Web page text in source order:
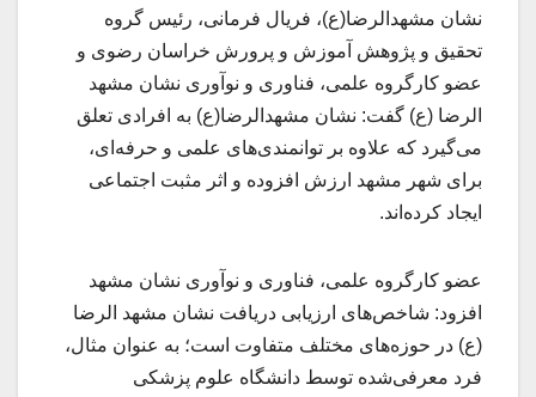
نشان مشهدالرضا(ع)، فریال فرمانی، رئیس گروه
تحقیق و پژوهش آموزش و پرورش خراسان رضوی و
عضو کارگروه علمی، فناوری و نوآوری نشان مشهد
الرضا (ع) گفت: نشان مشهدالرضا(ع) به افرادی تعلق
می‌گیرد که علاوه بر توانمندی‌های علمی و حرفه‌ای،
برای شهر مشهد ارزش افزوده و اثر مثبت اجتماعی
ایجاد کرده‌اند.
عضو کارگروه علمی، فناوری و نوآوری نشان مشهد
افزود: شاخص‌های ارزیابی دریافت نشان مشهد الرضا
(ع) در حوزه‌های مختلف متفاوت است؛ به عنوان مثال،
فرد معرفی‌شده توسط دانشگاه علوم پزشکی